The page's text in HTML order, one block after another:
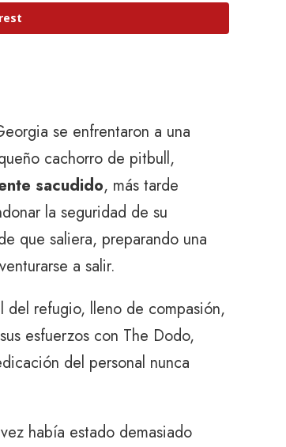
se enfrentaron a una
cachorro de pitbull,
sacudido, más tarde
la seguridad de su
que saliera, preparando una
a salir.
del refugio, lleno de compasión,
esfuerzos con The Dodo,
del personal nunca
había estado demasiado